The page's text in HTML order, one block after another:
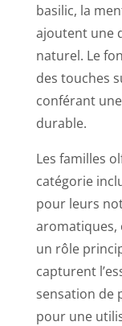
basilic, la
ajoutent une
naturel. Le
des touches
conférant
durable.
Les familles
catégorie
pour leurs
aromatiques,
un rôle
capturent
sensation de
pour une